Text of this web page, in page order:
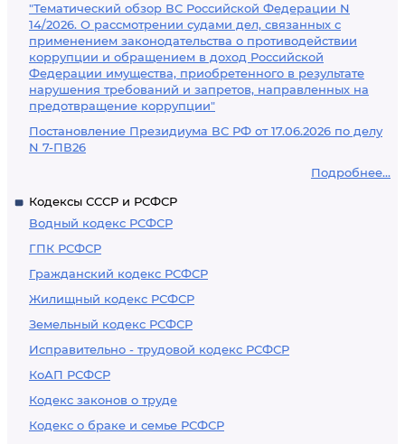
"Тематический обзор ВС Российской Федерации N
14/2026. О рассмотрении судами дел, связанных с
применением законодательства о противодействии
коррупции и обращением в доход Российской
Федерации имущества, приобретенного в результате
нарушения требований и запретов, направленных на
предотвращение коррупции"
Постановление Президиума ВС РФ от 17.06.2026 по делу
N 7-ПВ26
Подробнее...
Кодексы СССР и РСФСР
Водный кодекс РСФСР
ГПК РСФСР
Гражданский кодекс РСФСР
Жилищный кодекс РСФСР
Земельный кодекс РСФСР
Исправительно - трудовой кодекс РСФСР
КоАП РСФСР
Кодекс законов о труде
Кодекс о браке и семье РСФСР